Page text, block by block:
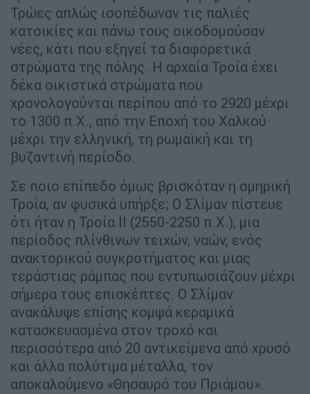
Τρώες απλώς ισοπέδωναν τις παλιές
κατοικίες και πάνω τους οικοδομούσαν
νέες, κάτι που εξηγεί τα διαφορετικά
στρώματα της πόλης. Η αρχαία Τροία έχει
δέκα οικιστικά στρώματα που
χρονολογούνται περίπου από το 2920 μέχρι
το 1300 π.Χ., από την Εποχή του Χαλκού
μέχρι την ελληνική, τη ρωμαϊκή και τη
βυζαντινή περίοδο.
Σε ποιο επίπεδο όμως βρισκόταν η ομηρική
Τροία, αν φυσικά υπήρξε; Ο Σλίμαν πίστευε
ότι ήταν η Τροία ΙΙ (2550-2250 π.Χ.), μια
περίοδος πλίνθινων τειχών, ναών, ενός
ανακτορικού συγκροτήματος και μιας
τεράστιας ράμπας που εντυπωσιάζουν μέχρι
σήμερα τους επισκέπτες. Ο Σλίμαν
ανακάλυψε επίσης κομψά κεραμικά
κατασκευασμένα στον τροχό και
περισσότερα από 20 αντικείμενα από χρυσό
και άλλα πολύτιμα μέταλλα, τον
αποκαλούμενο «Θησαυρό του Πριάμου».